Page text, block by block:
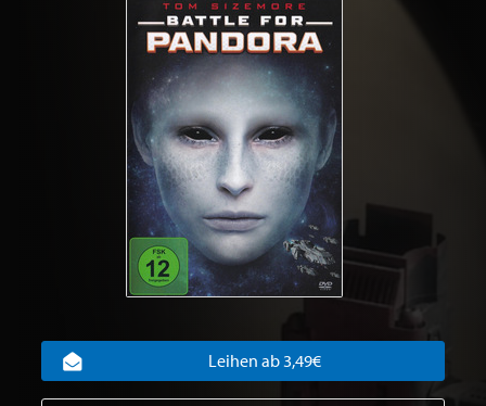
Shop
Blog
Leihen ab 3,49€